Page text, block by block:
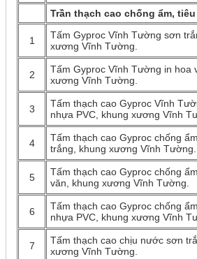
Trần thạch cao chống ẩm, tiêu
1
Tấm Gyproc Vĩnh Tường sơn
xương Vĩnh Tường.
2
Tấm Gyproc Vĩnh Tường in hoa
xương Vĩnh Tường.
3
Tấm thạch cao Gyproc Vĩnh
nhựa PVC, khung xương Vĩnh
4
Tấm thạch cao Gyproc chống
trắng, khung xương Vĩnh Tường.
5
Tấm thạch cao Gyproc chống
văn, khung xương Vĩnh Tường.
6
Tấm thạch cao Gyproc chống
nhựa PVC, khung xương Vĩnh
7
Tấm thạch cao chịu nước sơn
xương Vĩnh Tường.